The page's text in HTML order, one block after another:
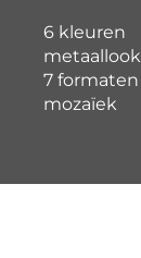
6 kleuren
metaallook
7 formaten
mozaïek